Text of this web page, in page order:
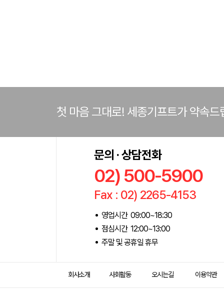
첫 마음 그대로! 세종기프트가 약속드
문의 · 상담전화
02) 500-5900
Fax : 02) 2265-4153
영업시간 09:00~18:30
점심시간 12:00~13:00
주말 및 공휴일 휴무
회사소개 사회활동 오시는길 이용약관